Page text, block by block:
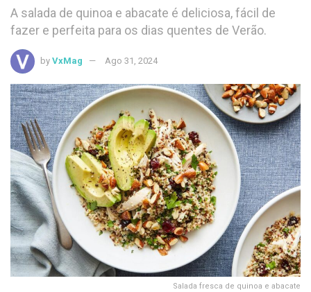
A salada de quinoa e abacate é deliciosa, fácil de
fazer e perfeita para os dias quentes de Verão.
by VxMag Ago 31, 2024
Salada fresca de quinoa e abacate